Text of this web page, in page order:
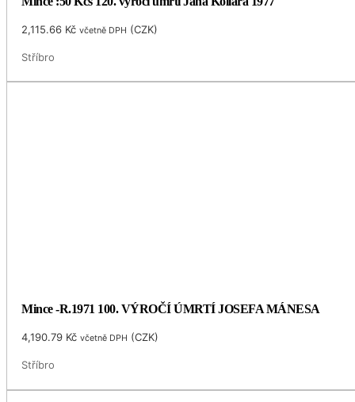
2,115.66 Kč včetně DPH (CZK)
Stříbro
Mince -R.1971 100. VÝROČÍ ÚMRTÍ JOSEFA MÁNESA
4,190.79 Kč včetně DPH (CZK)
Stříbro